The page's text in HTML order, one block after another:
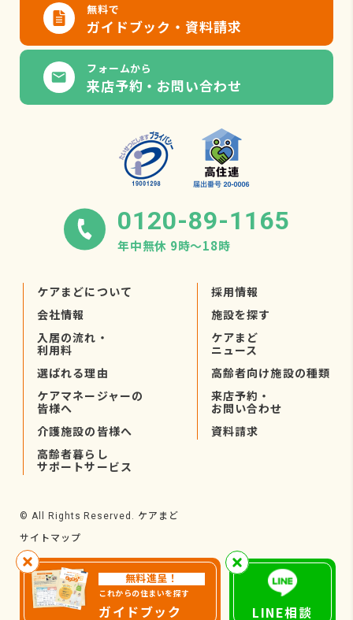
無料進呈！
これからの住まいを探す
ガイドブック LINE相談
無料で
ガイドブック・資料請求
フォームから
来店予約・お問い合わせ
0120-89-1165
年中無休 9時〜18時
ケアまどについて
会社情報
入居の流れ・
利用料
選ばれる理由
ケアマネージャーの
皆様へ
介護施設の皆様へ
高齢者暮らし
サポートサービス
採用情報
施設を探す
ケアまど
ニュース
高齢者向け施設の種類
来店予約・
お問い合わせ
資料請求
© All Rights Reserved. ケアまど
サイトマップ